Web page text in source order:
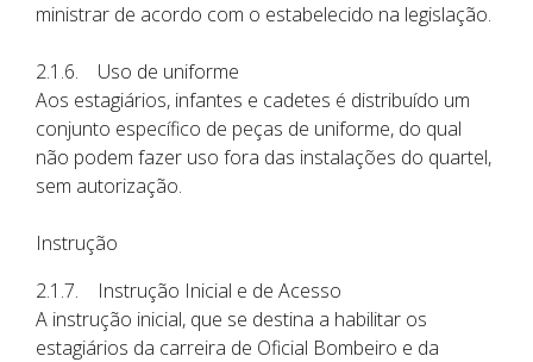
ministrar de acordo com o estabelecido na legislação.
2.1.6. Uso de uniforme
Aos estagiários, infantes e cadetes é distribuído um
conjunto específico de peças de uniforme, do qual
não podem fazer uso fora das instalações do quartel,
sem autorização.
Instrução
2.1.7. Instrução Inicial e de Acesso
A instrução inicial, que se destina a habilitar os
estagiários da carreira de Oficial Bombeiro e da